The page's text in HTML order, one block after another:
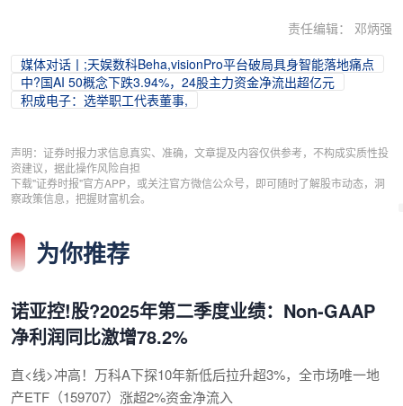
责任编辑： 邓炳强
媒体对话丨;天娱数科Beha,visionPro平台破局具身智能落地痛点
中?国AI 50概念下跌3.94%，24股主力资金净流出超亿元
积成电子：选举职工代表董事,
声明：证券时报力求信息真实、准确，文章提及内容仅供参考，不构成实质性投
资建议，据此操作风险自担
下载"证券时报"官方APP，或关注官方微信公众号，即可随时了解股市动态，洞
察政策信息，把握财富机会。
为你推荐
诺亚控!股?2025年第二季度业绩：Non-GAAP
净利润同比激增78.2%
直<线>冲高！万科A下探10年新低后拉升超3%，全市场唯一地
产ETF（159707）涨超2%资金净流入